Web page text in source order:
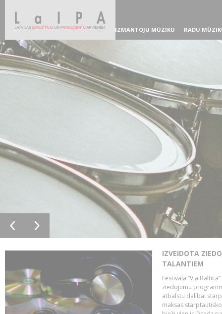
IZMANTOJU MŪZIKU RADU
IZVEIDOTA
TALANTIEM
Festivāla “Via
ziedojumu
atbalstu dalībai
maksas